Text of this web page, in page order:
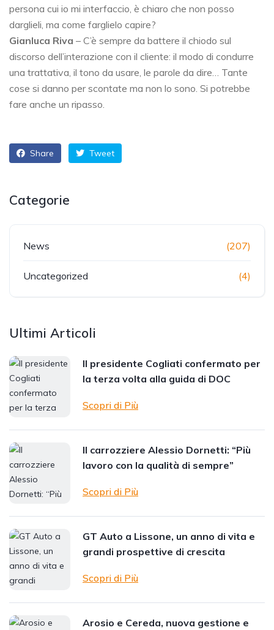
persona cui io mi interfaccio, è chiaro che non posso
darglieli, ma come farglielo capire?
Gianluca Riva – C’è sempre da battere il chiodo sul
discorso dell’interazione con il cliente: il modo di condurre
una trattativa, il tono da usare, le parole da dire… Tante
cose si danno per scontate ma non lo sono. Si potrebbe
fare anche un ripasso.
Share Tweet
Categorie
News (207)
Uncategorized (4)
Ultimi Articoli
Il presidente Cogliati confermato per
la terza volta alla guida di DOC
Scopri di Più
Il carrozziere Alessio Dornetti: “Più
lavoro con la qualità di sempre”
Scopri di Più
GT Auto a Lissone, un anno di vita e
grandi prospettive di crescita
Scopri di Più
Arosio e Cereda, nuova gestione e